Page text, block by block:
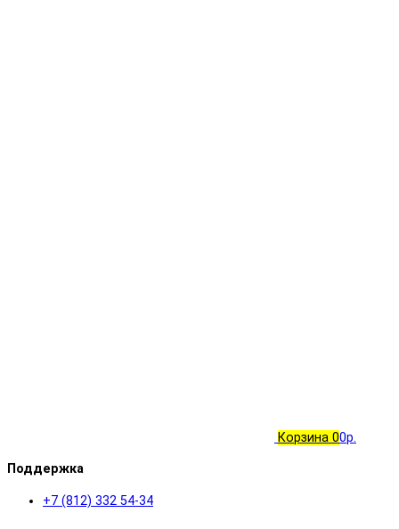
Корзина 00р.
Поддержка
+7 (812) 332 54-34